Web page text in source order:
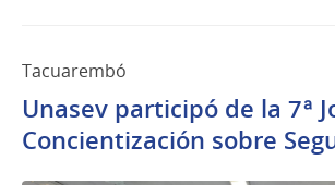
Tacuarembó
Unasev participó de la 7ª
Concientización sobre